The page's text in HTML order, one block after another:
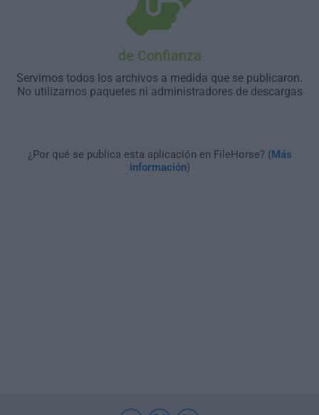
de Confianza
Servimos todos los archivos a medida que se publicaron.
No utilizamos paquetes ni administradores de descargas
¿Por qué se publica esta aplicación en FileHorse? (Más
información)